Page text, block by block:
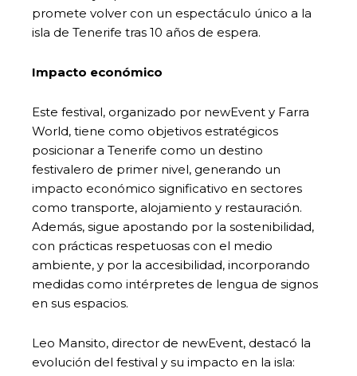
promete volver con un espectáculo único a la
isla de Tenerife tras 10 años de espera.
Impacto económico
Este festival, organizado por newEvent y Farra
World, tiene como objetivos estratégicos
posicionar a Tenerife como un destino
festivalero de primer nivel, generando un
impacto económico significativo en sectores
como transporte, alojamiento y restauración.
Además, sigue apostando por la sostenibilidad,
con prácticas respetuosas con el medio
ambiente, y por la accesibilidad, incorporando
medidas como intérpretes de lengua de signos
en sus espacios.
Leo Mansito, director de newEvent, destacó la
evolución del festival y su impacto en la isla: